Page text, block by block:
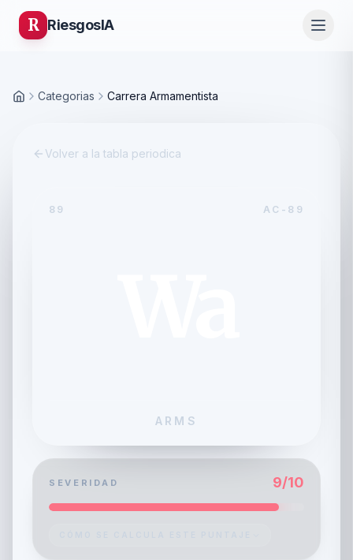
R RiesgosIA
Inicio Categorias Carrera Armamentista
Volver a la tabla periodica
89 AC-89
ARMS
SEVERIDAD 9/10